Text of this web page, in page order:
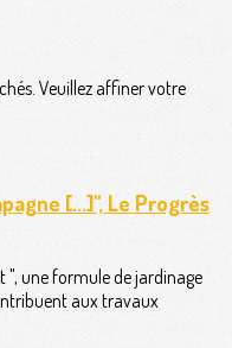
Veuillez affiner votre
[...]", Le Progrès
", une formule de jardinage
aux travaux